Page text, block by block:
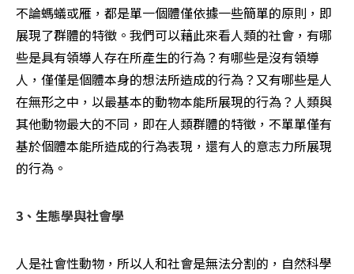
不論螞蟻或雁，都是單一個體僅依據一些簡單的原則，即
展現了群體的特徵。我們可以藉此來看人類的社會，有哪
些是具有領導人存在所產生的行為？有哪些是沒有領導
人，僅僅是個體本身的想法所造成的行為？又有哪些是人
在無形之中，以最基本的動物本能所展現的行為？人類與
其他動物最大的不同，即在人類群體的特徵，不單單僅有
基於個體本能所造成的行為表現，還有人的意志力所展現
的行為。
3、生態學與社會學
人是社會性動物，所以人和社會是無法分割的，自然科學